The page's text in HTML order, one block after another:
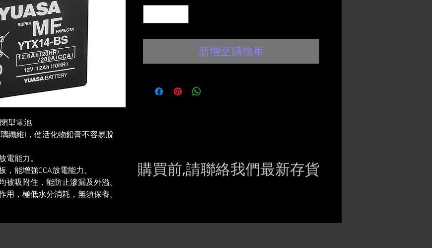
型電池
纖維)，使活化物鉛膏不容易脫
電能力。
能增強CCA放電能力。
被吸附住，能防止滲漏及外溢。
，極低水分消耗，無須保養。
新增至購物車
購買前,請聯絡我們最新存貨